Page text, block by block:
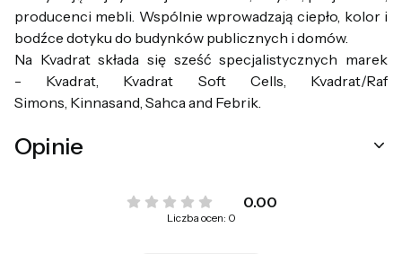
producenci mebli. Wspólnie wprowadzają ciepło, kolor i
bodźce dotyku do budynków publicznych i domów.
Na Kvadrat składa się sześć specjalistycznych marek
- Kvadrat, Kvadrat Soft Cells, Kvadrat/Raf
Simons, Kinnasand, Sahca and Febrik.
Opinie
0.00
Liczba ocen: 0